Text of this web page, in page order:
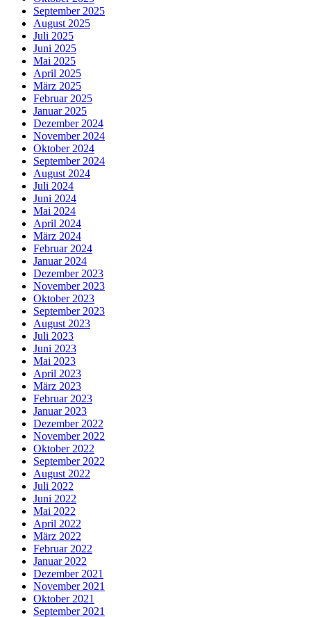
September 2025
August 2025
Juli 2025
Juni 2025
Mai 2025
April 2025
März 2025
Februar 2025
Januar 2025
Dezember 2024
November 2024
Oktober 2024
September 2024
August 2024
Juli 2024
Juni 2024
Mai 2024
April 2024
März 2024
Februar 2024
Januar 2024
Dezember 2023
November 2023
Oktober 2023
September 2023
August 2023
Juli 2023
Juni 2023
Mai 2023
April 2023
März 2023
Februar 2023
Januar 2023
Dezember 2022
November 2022
Oktober 2022
September 2022
August 2022
Juli 2022
Juni 2022
Mai 2022
April 2022
März 2022
Februar 2022
Januar 2022
Dezember 2021
November 2021
Oktober 2021
September 2021